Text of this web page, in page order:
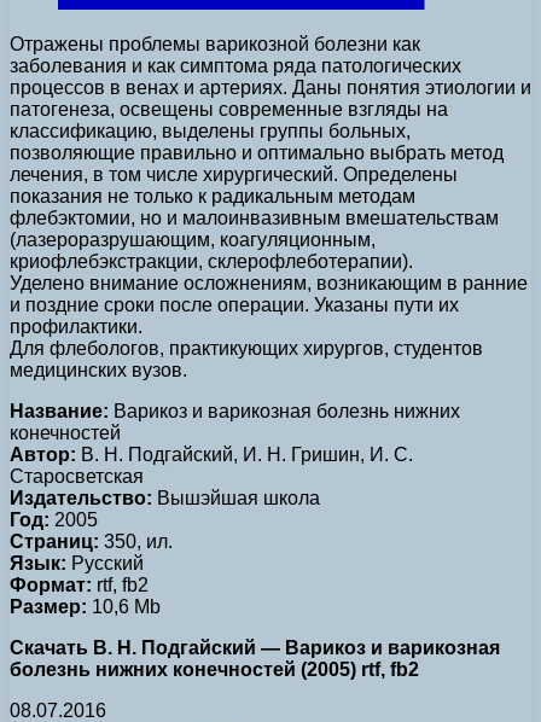
Отражены проблемы варикозной болезни как
заболевания и как симптома ряда патологических
процессов в венах и артериях. Даны понятия этиологии и
патогенеза, освещены современные взгляды на
классификацию, выделены группы больных,
позволяющие правильно и оптимально выбрать метод
лечения, в том числе хирургический. Определены
показания не только к радикальным методам
флебэктомии, но и малоинвазивным вмешательствам
(лазероразрушающим, коагуляционным,
криофлебэкстракции, склерофлеботерапии).
Уделено внимание осложнениям, возникающим в ранние
и поздние сроки после операции. Указаны пути их
профилактики.
Для флебологов, практикующих хирургов, студентов
медицинских вузов.
Название: Варикоз и варикозная болезнь нижних
конечностей
Автор: В. Н. Подгайский, И. Н. Гришин, И. С.
Старосветская
Издательство: Вышэйшая школа
Год: 2005
Страниц: 350, ил.
Язык: Русский
Формат: rtf, fb2
Размер: 10,6 Mb
Скачать В. Н. Подгайский — Варикоз и варикозная
болезнь нижних конечностей (2005) rtf, fb2
08.07.2016